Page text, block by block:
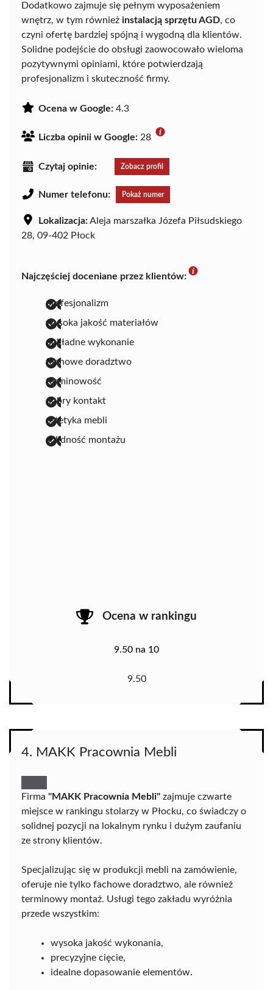
Dodatkowo zajmuje się pełnym wyposażeniem
wnętrz, w tym również instalacją sprzętu AGD, co
czyni ofertę bardziej spójną i wygodną dla klientów.
Solidne podejście do obsługi zaowocowało wieloma
pozytywnymi opiniami, które potwierdzają
profesjonalizm i skuteczność firmy.
Ocena w Google: 4.3
Liczba opinii w Google: 28
Czytaj opinie: Zobacz profil
Numer telefonu: Pokaż numer
Lokalizacja:Aleja marszałka Józefa Piłsudskiego
28, 09-402 Płock
Najczęściej doceniane przez klientów:
profesjonalizm
wysoka jakość materiałów
dokładne wykonanie
fachowe doradztwo
terminowość
dobry kontakt
estetyka mebli
solidność montażu
Ocena w rankingu
9.50 na 10
9.50
4. MAKK Pracownia Mebli
Firma "MAKK Pracownia Mebli" zajmuje czwarte
miejsce w rankingu stolarzy w Płocku, co świadczy o
solidnej pozycji na lokalnym rynku i dużym zaufaniu
ze strony klientów.
Specjalizując się w produkcji mebli na zamówienie,
oferuje nie tylko fachowe doradztwo, ale również
terminowy montaż. Usługi tego zakładu wyróżnia
przede wszystkim:
wysoka jakość wykonania,
precyzyjne cięcie,
idealne dopasowanie elementów.